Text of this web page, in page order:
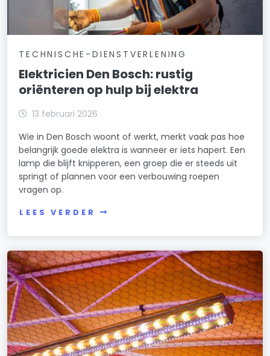
TECHNISCHE-DIENSTVERLENING
Elektricien Den Bosch: rustig
oriënteren op hulp bij elektra
13 februari 2026
Wie in Den Bosch woont of werkt, merkt vaak pas hoe
belangrijk goede elektra is wanneer er iets hapert. Een
lamp die blijft knipperen, een groep die er steeds uit
springt of plannen voor een verbouwing roepen
vragen op.
LEES VERDER